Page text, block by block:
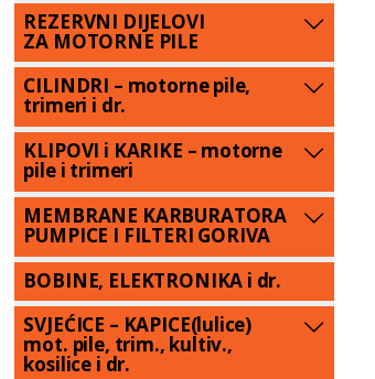
REZERVNI DIJELOVI
ZA MOTORNE PILE
CILINDRI – motorne pile,
trimeri i dr.
KLIPOVI i KARIKE – motorne
pile i trimeri
MEMBRANE KARBURATORA
PUMPICE I FILTERI GORIVA
BOBINE, ELEKTRONIKA i dr.
SVJEĆICE – KAPICE(lulice)
mot. pile, trim., kultiv.,
kosilice i dr.